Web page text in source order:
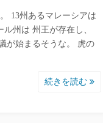
13州あるマレーシアは
州は 州王が存在し、
が始まるそうな。 虎の
続きを読む